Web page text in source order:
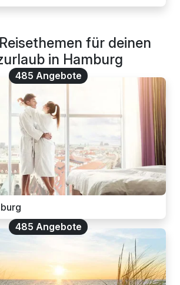
für deinen
in Hamburg
485 Angebote
485 Angebote